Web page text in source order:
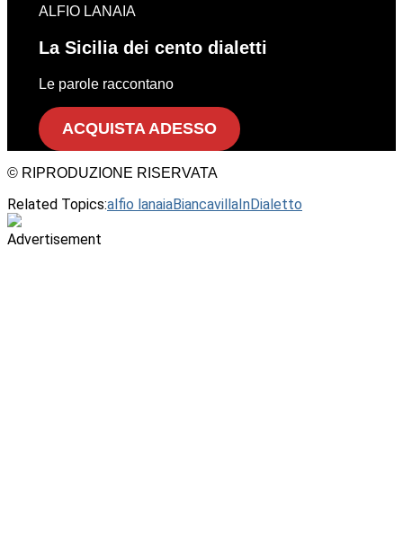
ALFIO LANAIA
La Sicilia dei cento dialetti
Le parole raccontano
ACQUISTA ADESSO
© RIPRODUZIONE RISERVATA
Related Topics:alfio lanaiaBiancavillaInDialetto
Advertisement